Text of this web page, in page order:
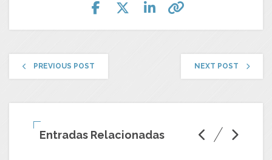
PREVIOUS POST NEXT POST
Entradas Relacionadas